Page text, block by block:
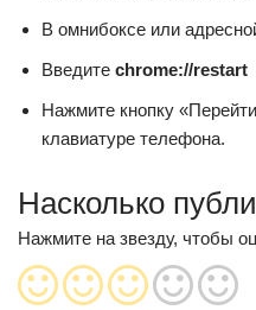
В омнибоксе или
Введите chrome://restart
Нажмите кнопку
клавиатуре телефона.
Насколько
Нажмите на звезду, чтобы